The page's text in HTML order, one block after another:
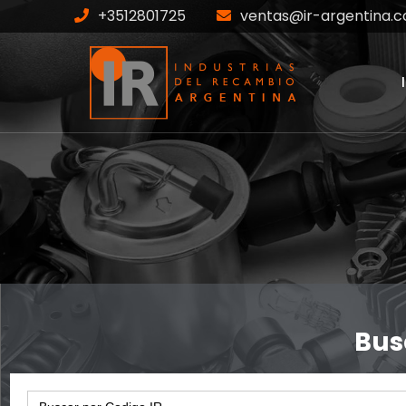
+3512801725 ventas@ir-
IR-7136
Home Productos IR-7136
Search